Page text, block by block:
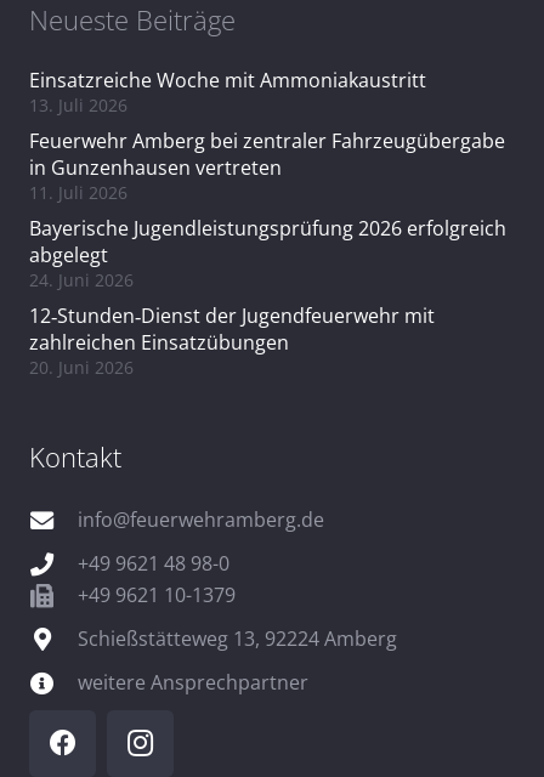
Neueste Beiträge
Einsatzreiche Woche mit Ammoniakaustritt
13. Juli 2026
Feuerwehr Amberg bei zentraler Fahrzeugübergabe
in Gunzenhausen vertreten
11. Juli 2026
Bayerische Jugendleistungsprüfung 2026 erfolgreich
abgelegt
24. Juni 2026
12‑Stunden‑Dienst der Jugendfeuerwehr mit
zahlreichen Einsatzübungen
20. Juni 2026
Kontakt
info@feuerwehramberg.de
+49 9621 48 98-0
+49 9621 10-1379
Schießstätteweg 13, 92224 Amberg
weitere Ansprechpartner